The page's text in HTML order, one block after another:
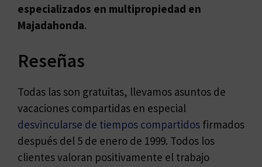
especializados en multipropiedad en
Majadahonda.
Reseñas
Todas las son gratuitas, llevamos asuntos de
vacaciones compartidas en especial
desvincularse de tiempos compartidos firmados
después del 5 de enero de 1999. Todos los
clientes valoran positivamente el trabajo